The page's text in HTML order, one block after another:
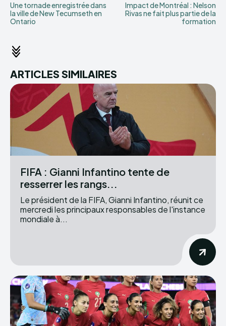
Une tornade enregistrée dans
la ville de New Tecumseth en
Ontario
Impact de Montréal : Nelson
Rivas ne fait plus partie de la
formation
ARTICLES SIMILAIRES
FIFA : Gianni Infantino tente de
resserrer les rangs...
Le président de la FIFA, Gianni Infantino, réunit ce
mercredi les principaux responsables de l'instance
mondiale à...